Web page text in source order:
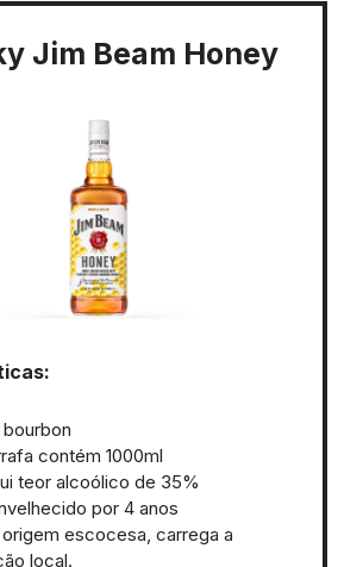
Jim Beam Honey
bourbon
contém 1000ml
teor alcoólico de 35%
por 4 anos
escocesa, carrega a
local.